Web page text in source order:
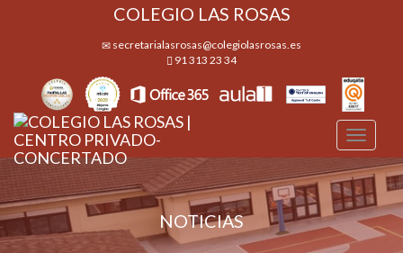
COLEGIO LAS ROSAS
secretarialasrosas@colegiolasrosas.es
91 313 23 34
NOTICIAS